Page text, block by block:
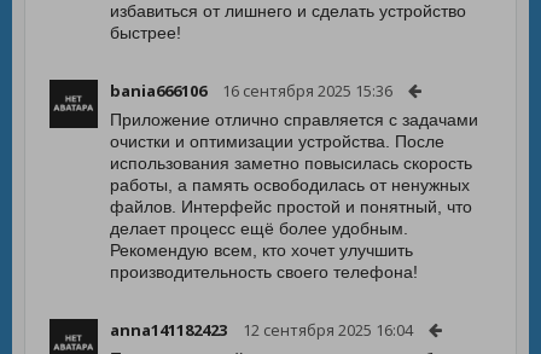
избавиться от лишнего и сделать устройство
быстрее!
bania666106 16 сентября 2025 15:36
Приложение отлично справляется с задачами
очистки и оптимизации устройства. После
использования заметно повысилась скорость
работы, а память освободилась от ненужных
файлов. Интерфейс простой и понятный, что
делает процесс ещё более удобным.
Рекомендую всем, кто хочет улучшить
производительность своего телефона!
anna141182423 12 сентября 2025 16:04